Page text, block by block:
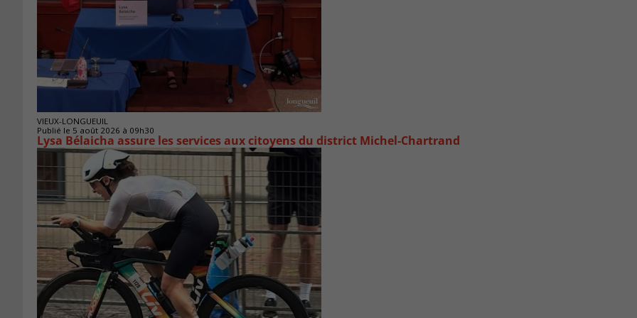
VIEUX-LONGUEUIL
Publié le 5 août 2026 à 09h30
Lysa Bélaicha assure les services aux citoyens du district Michel‑Chartrand